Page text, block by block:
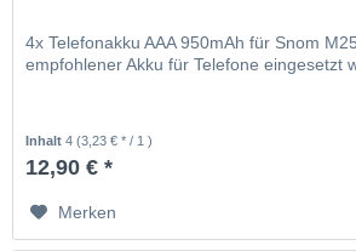
4x Telefonakku AAA 950mAh für Snom
empfohlener Akku für Telefone eingesetzt
Inhalt4(3,23 € * / 1 )
12,90 € *
Merken